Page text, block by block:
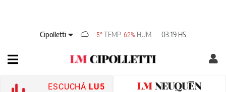
Cipolletti 5°TEMP 62% HUM 03:19 HS
ESCUCHÁ LU5